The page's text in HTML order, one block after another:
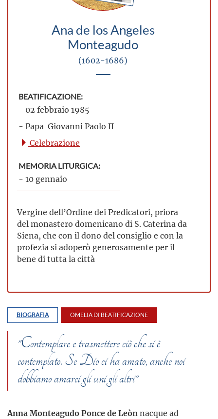
Ana de los Angeles
Monteagudo
(1602-1686)
BEATIFICAZIONE:
- 02 febbraio 1985
- Papa Giovanni Paolo II
Celebrazione
MEMORIA LITURGICA:
- 10 gennaio
Vergine dell’Ordine dei Predicatori, priora
del monastero domenicano di S. Caterina da
Siena, che con il dono del consiglio e con la
profezia si adoperò generosamente per il
bene di tutta la città
BIOGRAFIA OMELIA DI BEATIFICAZIONE
"Contemplare e trasmettere ciò che si è
contemplato. Se Dio ci ha amato, anche noi
dobbiamo amarci gli uni gli altri"
Anna Monteagudo Ponce de Leònnacque ad